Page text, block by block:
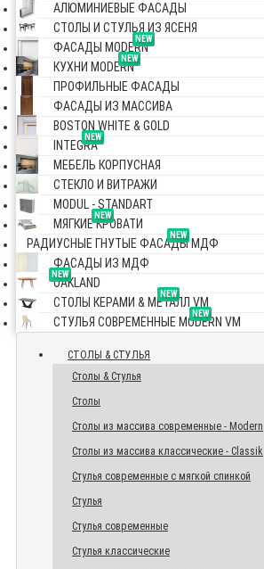
АЛЮМИНИЕВЫЕ ФАСАДЫ
СТОЛЫ И СТУЛЬЯ ИЗ ЯСЕНЯ
NEW
ФАСАДЫ MODERN
NEW
КУХНИ MODERN
ПРОФИЛЬНЫЕ ФАСАДЫ
ФАСАДЫ ИЗ МАССИВА
BOSTON WHITE & GOLD
NEW
INTEGRA
МЕБЕЛЬ КОРПУСНАЯ
СТЕКЛО И ВИТРАЖИ
MODUL - STANDART
NEW
МЯГКИЕ КРОВАТИ
NEW
РАДИУСНЫЕ ГНУТЫЕ ФАСАДЫ МДФ
ФАСАДЫ ИЗ МДФ
NEW
OAKLAND
NEW
СТОЛЫ КЕРАМИ & МЕТАЛЛ VM
NEW
СТУЛЬЯ СОВРЕМЕННЫЕ MODERN VM
СТОЛЫ & СТУЛЬЯ
Столы & Стулья
Столы
Столы из массива современные - Modern
Столы из массива классические - Classik
Стулья современные с мягкой спинкой
Стулья
Стулья современные
Стулья классические